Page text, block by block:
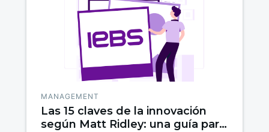
MANAGEMENT
Las 15 claves de la innovación
según Matt Ridley: una guía para